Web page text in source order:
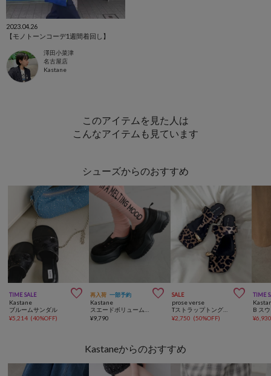
2023.04.26
【モノトーンコーデ1週間着回し】
澤田小菜津
名古屋店
Kastane
このアイテムを見た人は
こんなアイテムも見ています
シューズからのおすすめ
TIME SALE 
Kastane
ブルームサンダル
¥5,214 (40%OFF)
再入荷 一部予約 
Kastane
¥9,790
SALE 
prose verse
Tストラップトングサンダル
¥2,750 (50%OFF)
TIME
¥
Kastaneからのおすすめ